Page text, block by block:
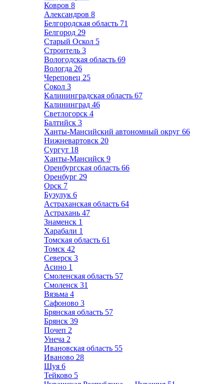
Ковров 8
Александров 8
Белгородская область 71
Белгород 29
Старый Оскол 5
Строитель 3
Вологодская область 69
Вологда 26
Череповец 25
Сокол 3
Калининградская область 67
Калининград 46
Светлогорск 4
Балтийск 3
Ханты-Мансийский автономный округ 66
Нижневартовск 20
Сургут 18
Ханты-Мансийск 9
Оренбургская область 66
Оренбург 29
Орск 7
Бузулук 6
Астраханская область 64
Астрахань 47
Знаменск 1
Харабали 1
Томская область 61
Томск 42
Северск 3
Асино 1
Смоленская область 57
Смоленск 31
Вязьма 4
Сафоново 3
Брянская область 57
Брянск 39
Почеп 2
Унеча 2
Ивановская область 55
Иваново 28
Шуя 6
Тейково 5